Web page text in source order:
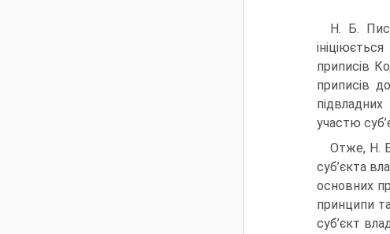
Н. Б.
приписів
при­писів
участю
Отже, Н.
суб’єкта
основних
принципи
суб’єкт